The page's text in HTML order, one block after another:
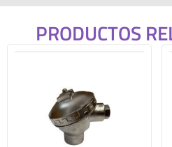
PRODUCTOS